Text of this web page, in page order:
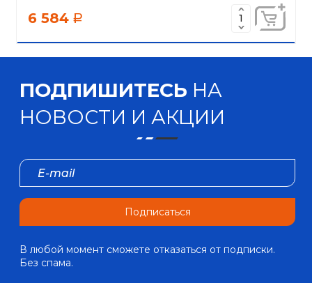
6 584 a
ПОДПИШИТЕСЬ НА
НОВОСТИ И АКЦИИ
Подписаться
В любой момент сможете отказаться от подписки.
Без спама.